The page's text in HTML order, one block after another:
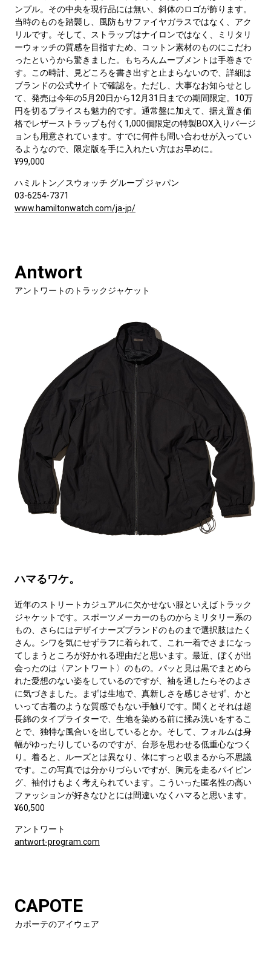
ンプル。その中央を現行品には無い、斜体のロゴが飾ります。
当時のものを踏襲し、風防もサファイヤガラスではなく、アク
リルです。そして、ストラップはナイロンではなく、ミリタリ
ーウォッチの質感を目指すため、コットン素材のものにこだわ
ったというから驚きました。もちろんムーブメントは手巻きで
す。この時計、見どころを書き出すと止まらないので、詳細は
ブランドの公式サイトで確認を。ただし、大事なお知らせとし
て、発売は今年の5月20日から12月31日までの期間限定。10万
円を切るプライスも魅力的です。通常盤に加えて、据え置き価
格でレザーストラップも付く1,000個限定の特製BOX入りバージ
ョンも用意されています。すでに何件も問い合わせが入ってい
るようなので、限定版を手に入れたい方はお早めに。
¥99,000
ハミルトン／スウォッチ グループ ジャパン
03-6254-7371
www.hamiltonwatch.com/ja-jp/
Antwort
アントワートのトラックジャケット
ハマるワケ。
近年のストリートカジュアルに欠かせない服といえばトラック
ジャケットです。スポーツメーカーのものからミリタリー系の
もの、さらにはデザイナーズブランドのものまで選択肢はたく
さん。シワを気にせずラフに着られて、これ一着でさまになっ
てしまうところが好かれる理由だと思います。最近、ぼくが出
会ったのは〈アントワート〉のもの。パッと見は黒でまとめら
れた愛想のない姿をしているのですが、袖を通したらそのよさ
に気づきました。まずは生地で、真新しさを感じさせず、かと
いって古着のような質感でもない手触りです。聞くとそれは超
長綿のタイプライターで、生地を染める前に揉み洗いをするこ
とで、独特な風合いを出しているとか。そして、フォルムは身
幅がゆったりしているのですが、台形を思わせる低重心なつく
り。着ると、ルーズとは異なり、体にすっと収まるから不思議
です。この写真では分かりづらいですが、胸元を走るパイピン
グ、袖付けもよく考えられています。こういった匿名性の高い
ファッションが好きなひとには間違いなくハマると思います。
¥60,500
アントワート
antwort-program.com
CAPOTE
カポーテのアイウェア